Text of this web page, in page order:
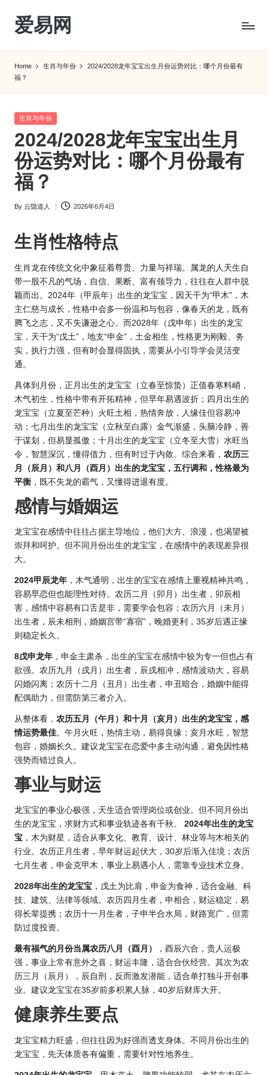
Skip
content
爱易网
阳
农
历
阴
历
查
询
Home 生肖与年份
2024/2028龙年宝宝出生月份运势对比：哪个月份最有
福？
Posted
生肖与年份
2024/2028龙年宝宝出生月
份运势对比：哪个月份最有
福？
Posted
By 云隐道人 2026年6月4日
生肖性格特点
生肖龙在传统文化中象征着尊贵、力量与祥瑞。属龙的人天生自
带一股不凡的气场，自信、果断、富有领导力，往往在人群中脱
颖而出。2024年（甲辰年）出生的龙宝宝，因天干为“甲木”，木
主仁慈与成长，性格中会多一份温和与包容，像春天的龙，既有
腾飞之志，又不失谦逊之心。而2028年（戊申年）出生的龙宝
宝，天干为“戊土”，地支“申金”，土金相生，性格更为刚毅、务
实，执行力强，但有时会显得固执，需要从小引导学会灵活变
通。
具体到月份，正月出生的龙宝宝（立春至惊蛰）正值春寒料峭，
木气初生，性格中带有开拓精神，但早年易遇波折；四月出生的
龙宝宝（立夏至芒种）火旺土相，热情奔放，人缘佳但容易冲
动；七月出生的龙宝宝（立秋至白露）金气渐盛，头脑冷静，善
于谋划，但易显孤傲；十月出生的龙宝宝（立冬至大雪）水旺当
令，智慧深沉，懂得借力，但有时过于内敛。综合来看， 农历三
月（辰月）和八月（酉月）出生的龙宝宝，五行调和，性格最为
平衡 ，既不失龙的霸气，又懂得进退有度。
感情与婚姻运
龙宝宝在感情中往往占据主导地位，他们大方、浪漫，也渴望被
崇拜和呵护。但不同月份出生的龙宝宝，在感情中的表现差异很
大。
2024甲辰龙年 ，木气通明，出生的宝宝在感情上重视精神共鸣，
容易早恋但也能理性对待。农历二月（卯月）出生者，卯辰相
害，感情中容易有口舌是非，需要学会包容；农历六月（未月）
出生者，辰未相刑，婚姻宫带“寡宿”，晚婚更利，35岁后遇正缘
则稳定长久。
8戊申龙年 ，申金主肃杀，出生的宝宝在感情中较为专一但也占有
欲强。农历九月（戌月）出生者，辰戌相冲，感情波动大，容易
闪婚闪离；农历十二月（丑月）出生者，申丑暗合，婚姻中能得
配偶助力，但需防第三者介入。
从整体看， 农历五月（午月）和十月（亥月）出生的龙宝宝，感
情运势最佳。午月火旺，热情主动，易得良缘；亥月水旺，智慧
包容，婚姻长久。建议龙宝宝在恋爱中多主动沟通，避免因性格
强势而错过良人。
事业与财运
龙宝宝的事业心极强，天生适合管理岗位或创业。但不同月份出
生的龙宝宝，求财方式和事业轨迹各有千秋。 2024年出生的龙宝
宝 ，木为财星，适合从事文化、教育、设计、林业等与木相关的
行业。农历正 月生者，早年财运起伏大，30岁后渐入佳境；农历
七月生者，申金克甲木，事业上易遇小人，需靠专业技术立身。
2028年出生的龙宝宝 ，戊土为比肩，申金为食神，适合金融、科
技、建筑、法律等领域。农历四月生者，申相合，财运稳定，易
得长辈提携；农历十一月生者，子申半合水局，财路宽广，但需
防过度投资。
最有福气的月份当属农历八月（酉月）
，酉辰六合，贵人运极
强，事业上常有意外之喜，财运丰隆，适合合伙经营。其次为农
历三月（辰月），辰自刑，反而激发潜能，适合单打独斗开创事
业。建议龙宝宝在35岁前多积累人脉，40岁后财库大开。
健康养生要点
龙宝宝精力旺盛，但往往因为好强而透支身体。不同月份出生的
龙宝宝，先天体质各有偏重，需要针对性地养生。